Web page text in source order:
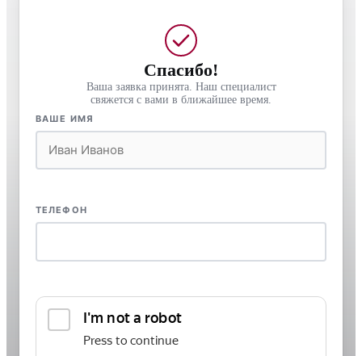
Спасибо!
Ваша заявка принята. Наш специалист
свяжется с вами в ближайшее время.
ВАШЕ ИМЯ
ТЕЛЕФОН